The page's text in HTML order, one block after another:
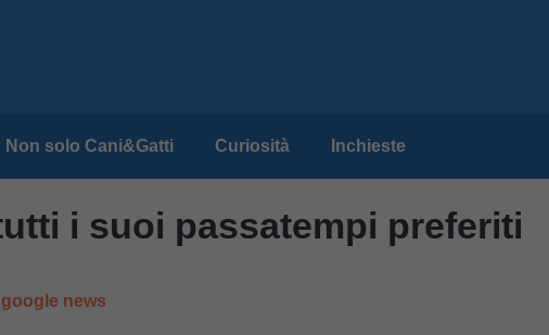
Non solo Cani&Gatti Curiosità Inchieste
i suoi passatempi preferiti
news